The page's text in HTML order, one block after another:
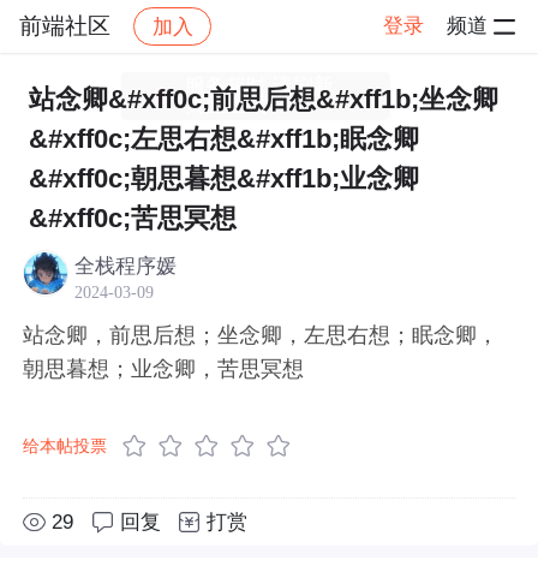
前端社区 加入 登录 频道
社区 前端社区 感慨 帖子详情
站念卿&#xff0c;前思后想&#xff1b;坐念卿
&#xff0c;左思右想&#xff1b;眠念卿
&#xff0c;朝思暮想&#xff1b;业念卿
&#xff0c;苦思冥想
全栈程序媛
2024-03-09
站念卿，前思后想；坐念卿，左思右想；眠念卿，
朝思暮想；业念卿，苦思冥想
给本帖投票
29 回复 打赏